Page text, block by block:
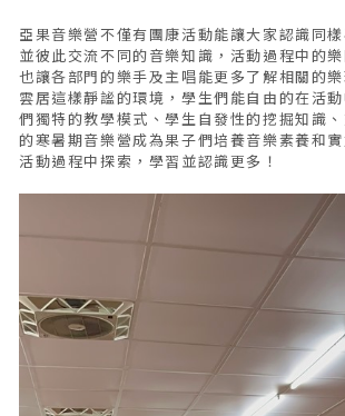
亞果音樂營不僅有團康活動能讓大家認識同樣
並彼此交流不同的音樂知識，活動過程中的
也讓各部門的樂手及主唱能更多了解相關的
雲居這樣靜謐的環境，學生們能自由的在活
們獨特的教學模式、學生自發性的挖掘知識
的寒暑期音樂營成為果子們培養音樂素養和
活動過程中探索，學習並認識更多！